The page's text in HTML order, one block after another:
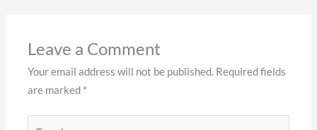
Leave a Comment
Your email address will not be published. Required fields
are marked *